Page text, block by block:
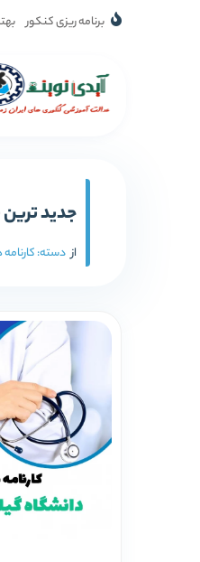
برنامه ریزی کنکور
جدید
ازدسته: